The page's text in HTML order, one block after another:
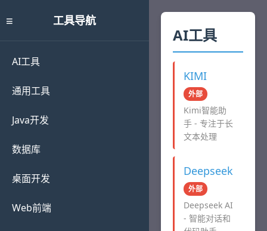
≡ 工具导航
AI工具
通用工具
Java开发
数据库
桌面开发
Web前端
AI工具
KIMI
外部
Kimi智能助
手 - 专注于长
文本处理
Deepseek
外部
Deepseek AI
- 智能对话和